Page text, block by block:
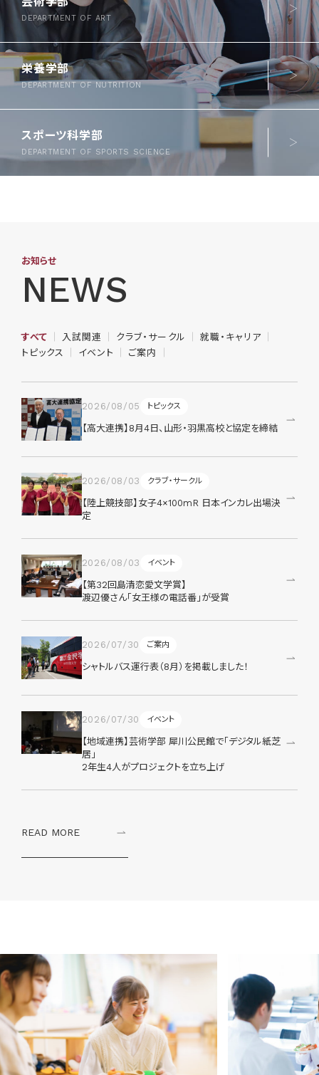
DEPARTMENT OF ART
栄養学部
DEPARTMENT OF NUTRITION
スポーツ科学部
DEPARTMENT OF SPORTS SCIENCE
お知らせ
NEWS
すべて 入試関連 クラブ・サークル
就職・キャリア
トピックス
イベント ご案内
2026/08/05 トピックス
【高大連携】8月4日、山形・羽黒高校と協定を締結
2026/08/03 クラブ・サークル
【陸上競技部】女子4×100mR 日本インカレ出場決
定
2026/08/03 イベント
【第32回島清恋愛文学賞】
渡辺優さん「女王様の電話番」が受賞
2026/07/30 ご案内
シャトルバス運行表（8月）を掲載しました！
2026/07/30 イベント
【地域連携】芸術学部 犀川公民館で「デジタル紙芝
居」
2年生4人がプロジェクトを立ち上げ
READ MORE